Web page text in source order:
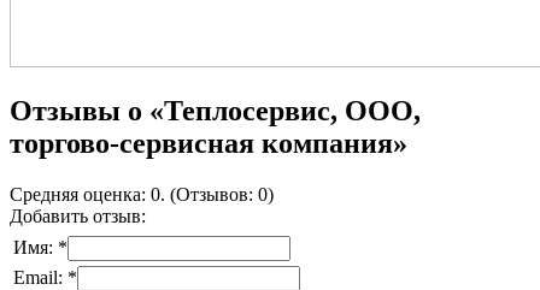
Отзывы о «Теплосервис, ООО,
торгово-сервисная компания»
Средняя оценка: 0. (Отзывов: 0)
Добавить отзыв:
Имя: *
Email: *